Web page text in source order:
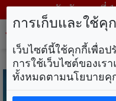
วันอังคาร ที่
การเก็บและใช้คุ
เว็บไซต์นี้ใช้คุกกี้เพื่อ
การใช้เว็บไซต์ของเ
ทั้งหมดตามนโยบายคุ